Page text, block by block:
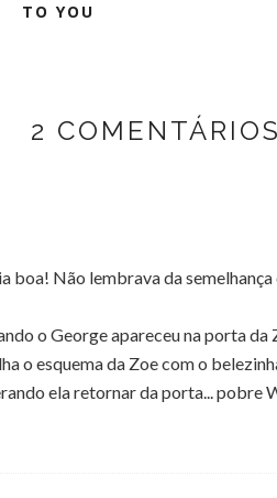
TO YOU
2 COMENTÁRIOS
boa! Não lembrava da semelhança
o George apareceu na porta da
o esquema da Zoe com o
ela retornar da porta... pobre